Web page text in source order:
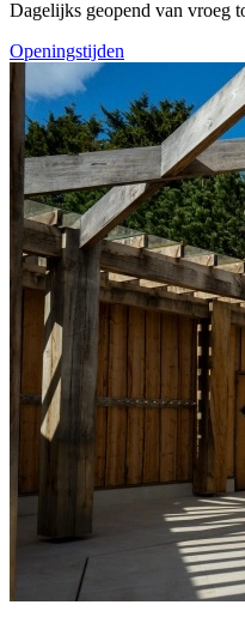
Dagelijks geopend van vroeg
Openingstijden